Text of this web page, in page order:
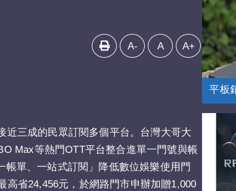
A- A A+
近三成的民眾訂閱多個平台。台灣大哥大
Max等熱門OTT平台整合進單一門號與帳
單、一站式訂閱」降低數位娛樂使用門
高省24,456元，於網路門市申辦加贈1,000